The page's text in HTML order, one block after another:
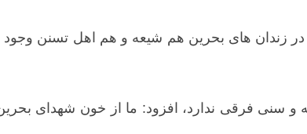
زندان های بحرین هم شیعه و هم اهل تسنن وجود
و سنی فرقی ندارد، افزود: ما از خون شهدای